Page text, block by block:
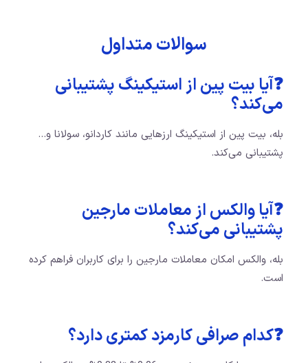
سوالات متداول
❓آیا بیت پین از استیکینگ پشتیبانی
می‌کند؟
بله، بیت پین از استیکینگ ارزهایی مانند کاردانو، سولانا و…
پشتیبانی می‌کند.
❓آیا والکس از معاملات مارجین
پشتیبانی می‌کند؟
بله، والکس امکان معاملات مارجین را برای کاربران فراهم کرده
است.
❓کدام صرافی کارمزد کمتری دارد؟